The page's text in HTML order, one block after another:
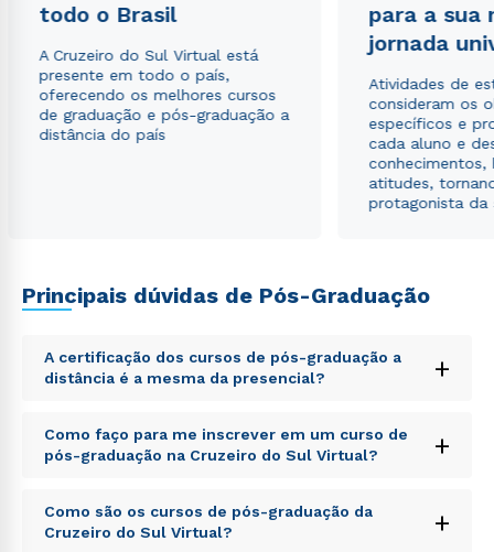
todo o Brasil
A Cruzeiro do Sul Virtual está
presente em todo o país,
oferecendo os melhores cursos
de graduação e pós-graduação a
distância do país
para a sua
jornada
Atividades de
consideram os
específicos e
cada aluno e
conhecimentos,
atitudes,
protagonista da
Principais dúvidas de Pós-Graduação
A certificação dos cursos de pós-graduação a
distância é a mesma da presencial?
+
Sed ut perspiciatis unde omnis iste natus error sit
voluptatem accusantium doloremque laudantium,
totam rem aperiam, eaque ipsa quae ab illo inventore
explicabo. Nemo enim ipsam voluptatem quia
voluptas sit aspernatur aut odit aut fugit, sed quia
Como faço para me inscrever em um curso de
pós-graduação na Cruzeiro do Sul Virtual?
+
Sed ut perspiciatis unde omnis iste natus error sit
voluptatem accusantium doloremque laudantium,
Como são os cursos de pós-graduação da
Cruzeiro do Sul Virtual?
+
Estou de acordo com a Política de Privacidade.e
autorizo que meus dados sejam utilizados para o
envio de conteúdos da Cruzeiro do Sul.